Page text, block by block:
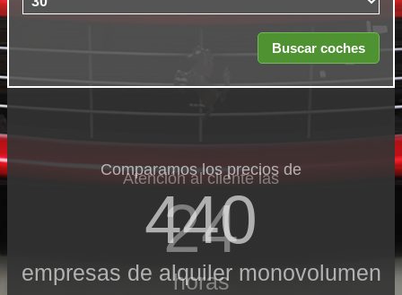
Comparamos los precios de
440
empresas de alquiler monovolumen
Atención al cliente las
24
horas